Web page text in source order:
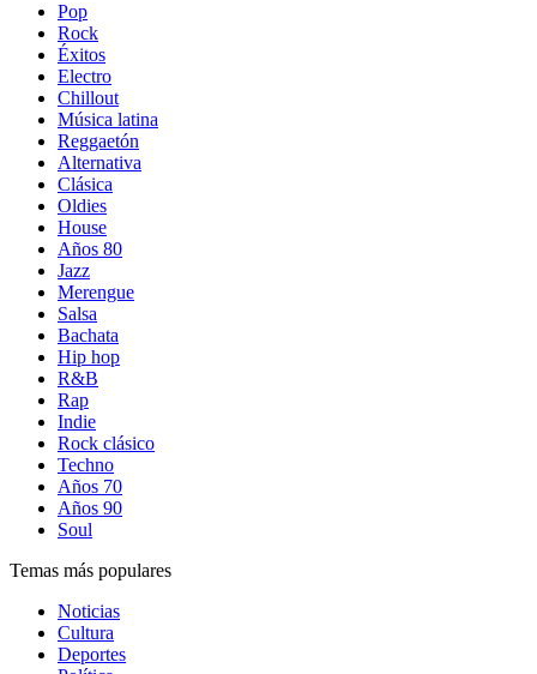
Pop
Rock
Éxitos
Electro
Chillout
Música latina
Reggaetón
Alternativa
Clásica
Oldies
House
Años 80
Jazz
Merengue
Salsa
Bachata
Hip hop
R&B
Rap
Indie
Rock clásico
Techno
Años 70
Años 90
Soul
Temas más populares
Noticias
Cultura
Deportes